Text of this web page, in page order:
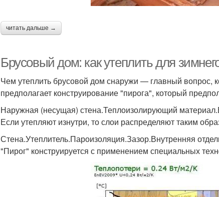
читать дальше →
Брусовый дом: как утеплить для
Чем утеплить брусовой дом снаружи — главный вопрос,
предполагает конструирование "пирога", который
Наружная (несущая) стена.Теплоизолирующий
Если утепляют изнутри, то слои распределяют таким
Стена.Утеплитель.Пароизоляция.Зазор.Внутренняя
"Пирог" конструируется с применением специальных